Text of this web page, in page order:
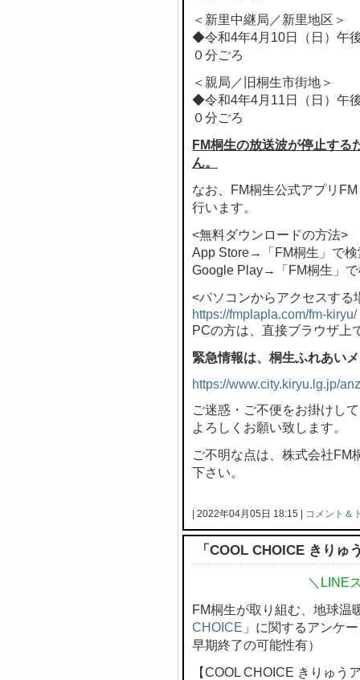
＜新里中継局／新里地区＞
◆令和4年4月10日（日）午
０分ごろ
＜親局／旧桐生市街地＞
◆令和4年4月11日（日）午
０分ごろ
FM桐生の放送波が停止する
ん。
なお、FM桐生公式アプリ
行います。
<無料ダウンロードの方法>
App Store→「FM桐生」で検
Google Play→「FM桐生」
<パソコンからアクセスする
https://fmplapla.com/fm-kiryu/
PCの方は、直接ブラウザ上
緊急情報は、桐生ふれあい
https://www.city.kiryu.lg.jp/
ご迷惑・ご不便をお掛けし
よろしくお願い致します。
ご不明な点は、株式会社FM
下さい。
| 2022年04月05日 18:15 | コメント＆
「COOL CHOICE きり
＼LINE
FM桐生が取り組む、地球温
CHOICE 」に関するアンケ
早期終了の可能性有）
【COOL CHOICE きりゅう